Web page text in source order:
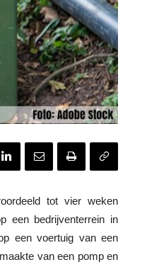
tot vier weken
een bedrijventerrein in
een voertuig van een
van een pomp en